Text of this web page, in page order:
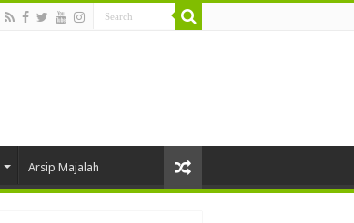
Arsip Majalah